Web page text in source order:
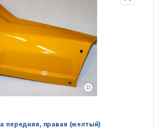
передняя, правая (желтый)